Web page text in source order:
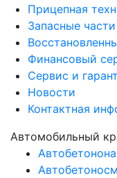
Прицепная
Запасные части
Финансовый
Сервис и
Новости
Контактная
Автомобильный